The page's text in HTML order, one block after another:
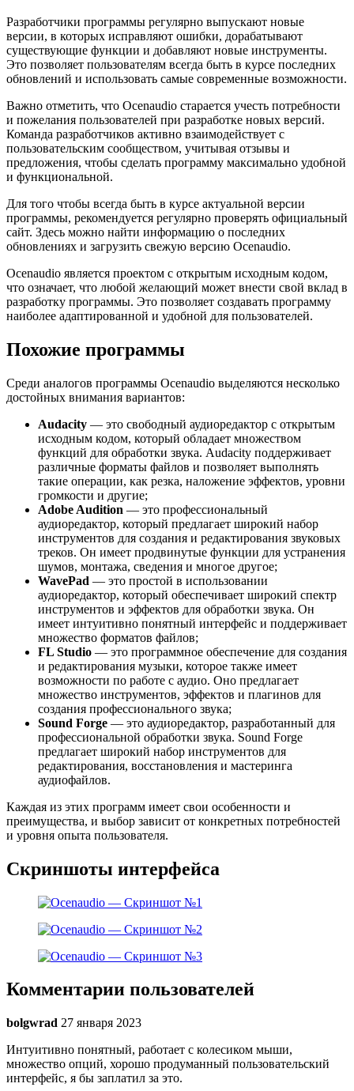
Разработчики программы регулярно выпускают новые
версии, в которых исправляют ошибки, дорабатывают
существующие функции и добавляют новые инструменты.
Это позволяет пользователям всегда быть в курсе последних
обновлений и использовать самые современные возможности.
Важно отметить, что Ocenaudio старается учесть потребности
и пожелания пользователей при разработке новых версий.
Команда разработчиков активно взаимодействует с
пользовательским сообществом, учитывая отзывы и
предложения, чтобы сделать программу максимально удобной
и функциональной.
Для того чтобы всегда быть в курсе актуальной версии
программы, рекомендуется регулярно проверять официальный
сайт. Здесь можно найти информацию о последних
обновлениях и загрузить свежую версию Ocenaudio.
Ocenaudio является проектом с открытым исходным кодом,
что означает, что любой желающий может внести свой вклад в
разработку программы. Это позволяет создавать программу
наиболее адаптированной и удобной для пользователей.
Похожие программы
Среди аналогов программы Ocenaudio выделяются несколько
достойных внимания вариантов:
Audacity — это свободный аудиоредактор с открытым
исходным кодом, который обладает множеством
функций для обработки звука. Audacity поддерживает
различные форматы файлов и позволяет выполнять
такие операции, как резка, наложение эффектов, уровни
громкости и другие;
Adobe Audition — это профессиональный
аудиоредактор, который предлагает широкий набор
инструментов для создания и редактирования звуковых
треков. Он имеет продвинутые функции для устранения
шумов, монтажа, сведения и многое другое;
WavePad — это простой в использовании
аудиоредактор, который обеспечивает широкий спектр
инструментов и эффектов для обработки звука. Он
имеет интуитивно понятный интерфейс и поддерживает
множество форматов файлов;
FL Studio — это программное обеспечение для создания
и редактирования музыки, которое также имеет
возможности по работе с аудио. Оно предлагает
множество инструментов, эффектов и плагинов для
создания профессионального звука;
Sound Forge — это аудиоредактор, разработанный для
профессиональной обработки звука. Sound Forge
предлагает широкий набор инструментов для
редактирования, восстановления и мастеринга
аудиофайлов.
Каждая из этих программ имеет свои особенности и
преимущества, и выбор зависит от конкретных потребностей
и уровня опыта пользователя.
Скриншоты интерфейса
Комментарии пользователей
bolgwrad 27 января 2023
Интуитивно понятный, работает с колесиком мыши,
множество опций, хорошо продуманный пользовательский
интерфейс, я бы заплатил за это.